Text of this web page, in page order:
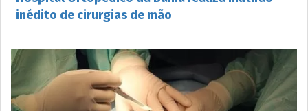
inédito de cirurgias de mão